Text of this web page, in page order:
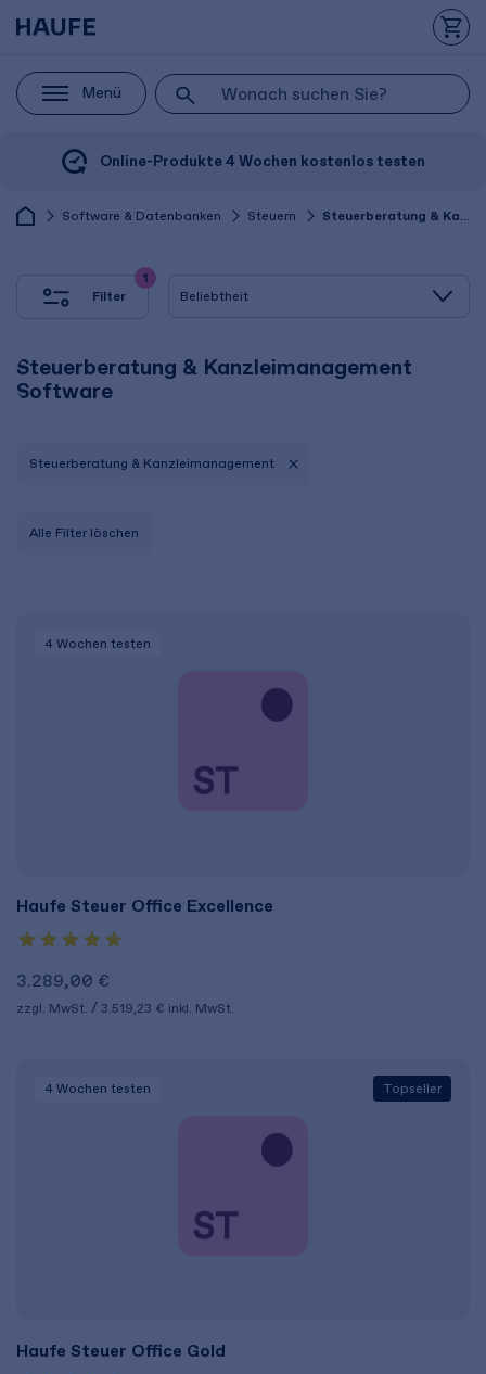
Menü
Online-Produkte 4 Wochen kostenlos testen
Software & Datenbanken Steuern Steuerberatung & Kanzleimanagement
Filter
1
Steuerberatung & Kanzleimanagement
Software
Steuerberatung & Kanzleimanagement
Alle Filter löschen
4 Wochen testen
Haufe Steuer Office Excellence
3.289,00 €
zzgl. MwSt. 3.519,23 € inkl. MwSt.
4 Wochen testen Topseller
Haufe Steuer Office Gold